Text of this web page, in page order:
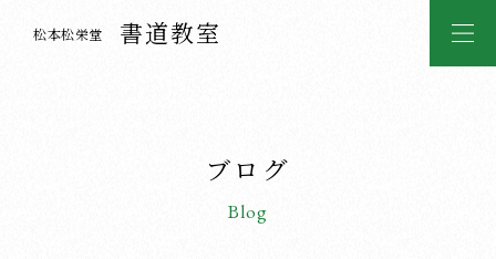
松本松栄堂 書道教室
ブログ
Blog